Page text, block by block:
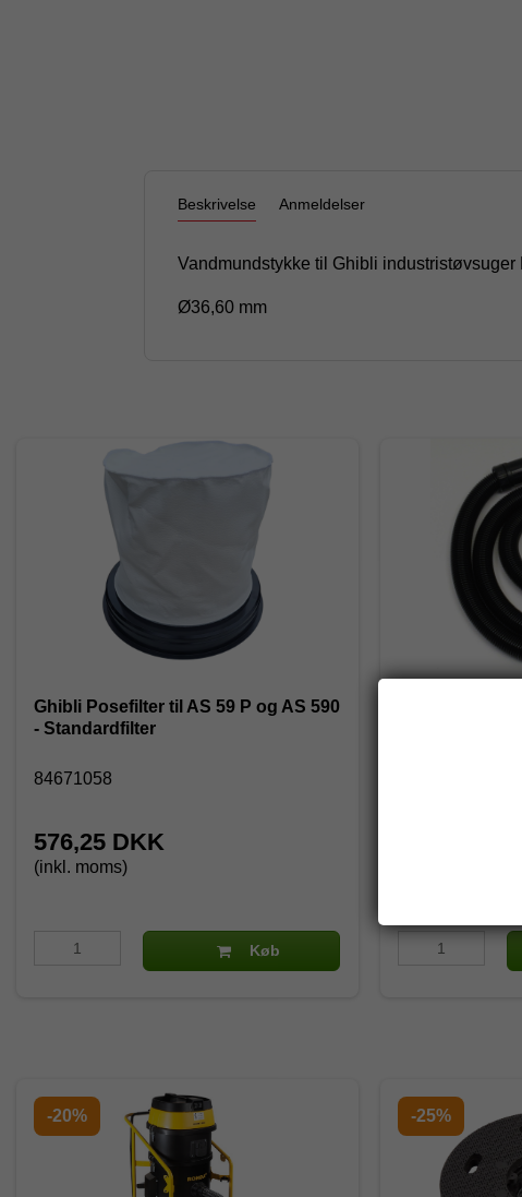
Beskrivelse Anmeldelser
Vandmundstykke til Ghibli industristøvsuger
Ø36,60 mm
Ghibli Posefilter til AS 59 P og AS 590
- Standardfilter
84671058
576,25 DKK
(inkl. moms)
Køb
-20% -25%